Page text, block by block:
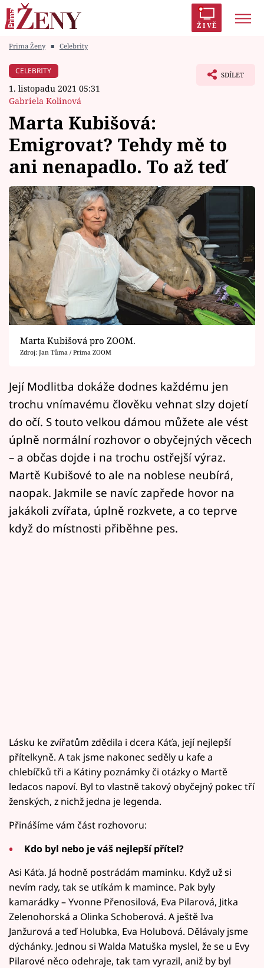
ŽIVĚ
Módní alarm
Témata
Celebrity
Vztahy
Seriály
Horoskopy
Sledujte prima+
Filmový festival Karlovy Vary
Pořady
Mámy sobě
Přihlášení
Sledujte nás
Prima Ženy ■ Celebrity
CELEBRITY
1. listopadu 2021 05:31
Gabriela Kolinová
SDÍLET
Marta Kubišová:
Emigrovat? Tehdy mě to
ani nenapadlo. To až teď
Marta Kubišová pro ZOOM.
Zdroj: Jan Tůma / Prima ZOOM
Její Modlitba dokáže dodnes každému jen
trochu vnímavému člověku vehnat slzy dojetí
do očí. S touto velkou dámou můžete ale vést
úplně normální rozhovor o obyčejných věcech
– a občas dojde i na trochu ostřejší výraz.
Martě Kubišové to ale na noblese neubírá,
naopak. Jakmile se navíc zapřede hovor na
jakákoli zvířata, úplně rozkvete, a co teprve
když do místnosti přiběhne pes.
Lásku ke zvířatům zdědila i dcera Káťa, její nejlepší
přítelkyně. A tak jsme nakonec seděly u kafe a
chlebíčků tři a Kátiny poznámky či otázky o Martě
ledacos napoví. Byl to vlastně takový obyčejný pokec tří
ženských, z nichž jedna je legenda.
Přinášíme vám část rozhovoru:
Kdo byl nebo je váš nejlepší přítel?
Asi Káťa. Já hodně postrádám maminku. Když už si
nevím rady, tak se utíkám k mamince. Pak byly
kamarádky – Yvonne Přenosilová, Eva Pilarová, Jitka
Zelenohorská a Olinka Schoberová. A ještě Iva
Janžurová a teď Holubka, Eva Holubová. Dělávaly jsme
dýchánky. Jednou si Walda Matuška myslel, že se u Evy
Pilarové něco odehraje, tak tam vyrazil, aniž by byl